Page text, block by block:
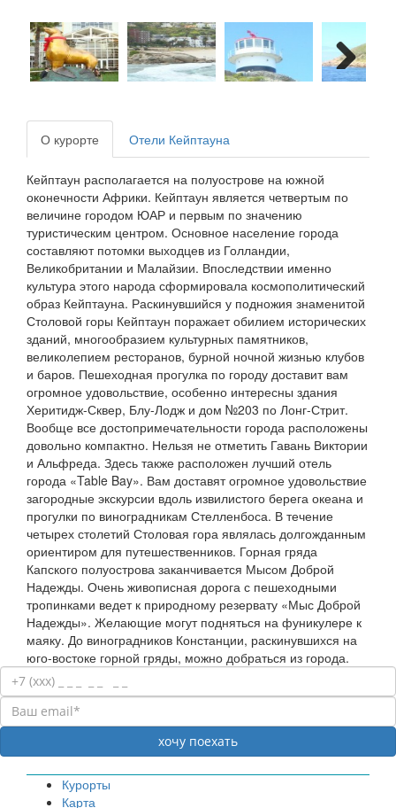
О курорте Отели Кейптауна
Кейптаун располагается на полуострове на южной
оконечности Африки. Кейптаун является четвертым по
величине городом ЮАР и первым по значению
туристическим центром. Основное население города
составляют потомки выходцев из Голландии,
Великобритании и Малайзии. Впоследствии именно
культура этого народа сформировала космополитический
образ Кейптауна. Раскинувшийся у подножия знаменитой
Столовой горы Кейптаун поражает обилием исторических
зданий, многообразием культурных памятников,
великолепием ресторанов, бурной ночной жизнью клубов
и баров. Пешеходная прогулка по городу доставит вам
огромное удовольствие, особенно интересны здания
Херитидж-Сквер, Блу-Лодж и дом №203 по Лонг-Стрит.
Вообще все достопримечательности города расположены
довольно компактно. Нельзя не отметить Гавань Виктории
и Альфреда. Здесь также расположен лучший отель
города «Table Bay». Вам доставят огромное удовольствие
загородные экскурсии вдоль извилистого берега океана и
прогулки по виноградникам Стелленбоса. В течение
четырех столетий Столовая гора являлась долгожданным
ориентиром для путешественников. Горная гряда
Капского полуострова заканчивается Мысом Доброй
Надежды. Очень живописная дорога с пешеходными
тропинками ведет к природному резервату «Мыс Доброй
Надежды». Желающие могут подняться на фуникулере к
маяку. До виноградников Констанции, раскинувшихся на
юго-востоке горной гряды, можно добраться из города.
Курорты
Карта